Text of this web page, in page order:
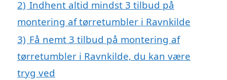
2) Indhent altid mindst 3 tilbud på
montering af tørretumbler i Ravnkilde
3) Få nemt 3 tilbud på montering af
tørretumbler i Ravnkilde, du kan være
tryg ved